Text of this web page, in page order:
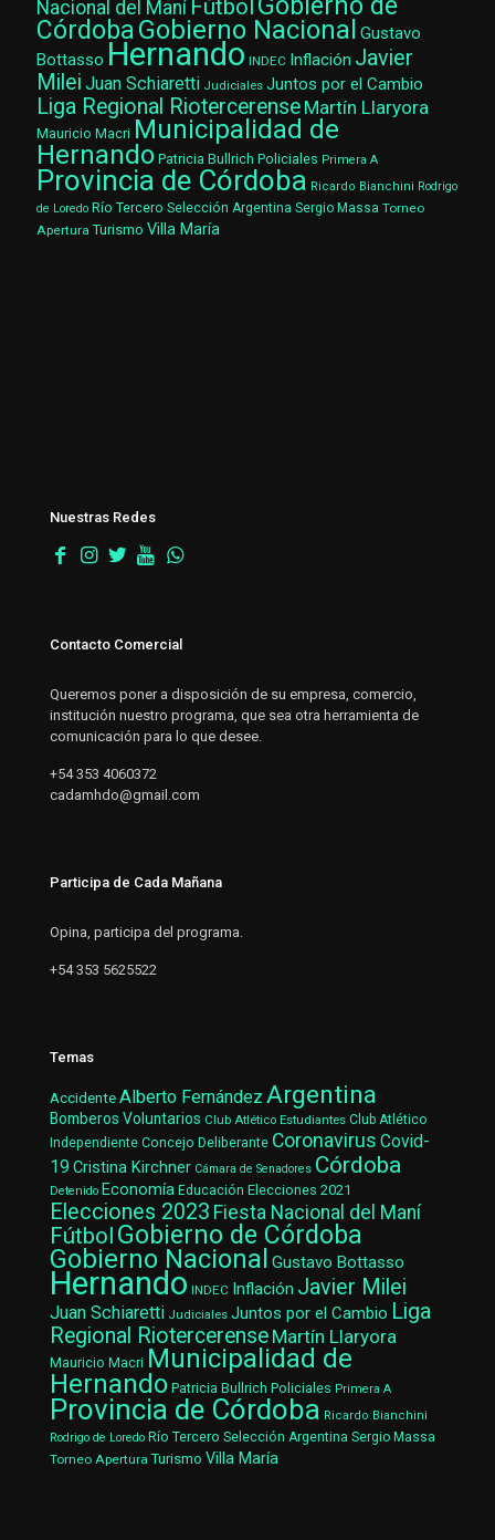
Nacional del Maní Fútbol Gobierno de
CórdobaGobierno Nacional Gustavo
Bottasso Hernando INDEC Inflación Javier
Milei Juan Schiaretti Judiciales Juntos por el Cambio
Liga Regional Riotercerense Martín Llaryora
Mauricio Macri Municipalidad de
Hernando Patricia Bullrich Policiales Primera A
Provincia de Córdoba Ricardo Bianchini Rodrigo
de Loredo Río Tercero Selección Argentina Sergio Massa Torneo
Apertura Turismo Villa María
Nuestras Redes
Contacto Comercial
Queremos poner a disposición de su empresa, comercio,
institución nuestro programa, que sea otra herramienta de
comunicación para lo que desee.
+54 353 4060372
cadamhdo@gmail.com
Participa de Cada Mañana
Opina, participa del programa.
+54 353 5625522
Temas
AccidenteAlberto Fernández Argentina
Bomberos Voluntarios Club Atlético Estudiantes Club Atlético
Independiente Concejo Deliberante Coronavirus Covid-
19 Cristina Kirchner Cámara de Senadores Córdoba
Detenido Economía Educación Elecciones 2021
Elecciones 2023 Fiesta Nacional del Maní
Fútbol Gobierno de Córdoba
Gobierno Nacional Gustavo Bottasso
Hernando INDEC Inflación Javier Milei
Juan Schiaretti Judiciales Juntos por el Cambio Liga
Regional Riotercerense Martín Llaryora
Mauricio Macri Municipalidad de
Hernando Patricia Bullrich Policiales Primera A
Provincia de Córdoba Ricardo Bianchini
Rodrigo de Loredo Río Tercero Selección Argentina Sergio Massa
Torneo Apertura Turismo Villa María